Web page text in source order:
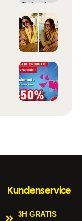
Kundenservice
3H GRATIS